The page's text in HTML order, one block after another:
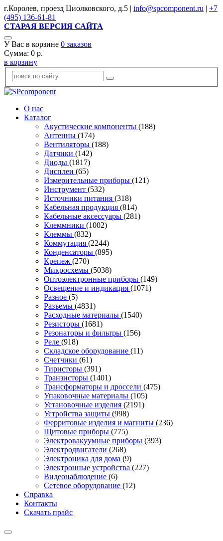
г.Королев, проезд Циолковского, д.5 | info@spcomponent.ru | +7
(495) 136-61-81
СТАРАЯ ВЕРСИЯ САЙТА
У Вас в корзине 0 заказов
Сумма: 0 р.
в корзину
О нас
Каталог
Акустические компоненты (188)
Антенны (174)
Вентиляторы (188)
Датчики (142)
Диоды (1817)
Дисплеи (65)
Измерительные приборы (121)
Инструмент (532)
Источники питания (318)
Кабельная продукция (814)
Кабельные аксессуары (281)
Клеммники (1002)
Клеммы (832)
Коммутация (2244)
Конденсаторы (895)
Крепеж (270)
Микросхемы (5038)
Оптоэлектронные приборы (149)
Освещение и индикация (1071)
Разное (5)
Разъемы (4831)
Расходные материалы (1540)
Резисторы (1681)
Резонаторы и фильтры (156)
Реле (918)
Складское оборудование (11)
Счетчики (61)
Тиристоры (391)
Транзисторы (1401)
Трансформаторы и дроссели (475)
Упаковочные материалы (105)
Установочные изделия (2191)
Устройства защиты (998)
Ферритовые изделия и магниты (236)
Щитовые приборы (775)
Электровакуумные приборы (393)
Электродвигатели (268)
Электроника для дома (9)
Электронные устройства (227)
Видеонаблюдение (6)
Сетевое оборудование (12)
Справка
Контакты
Скачать прайс